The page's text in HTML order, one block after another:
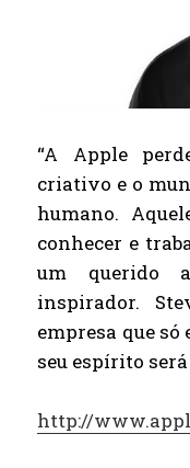
“A Apple
criativo e o
humano.
conhecer e
um querido
inspirador.
empresa que
seu espírito será
http://